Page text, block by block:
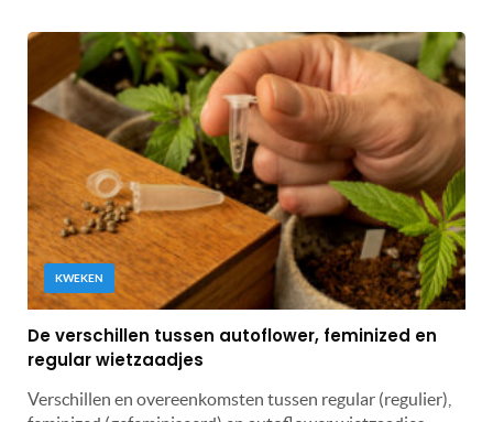
KWEKEN
De verschillen tussen autoflower, feminized en
regular wietzaadjes
Verschillen en overeenkomsten tussen regular (regulier),